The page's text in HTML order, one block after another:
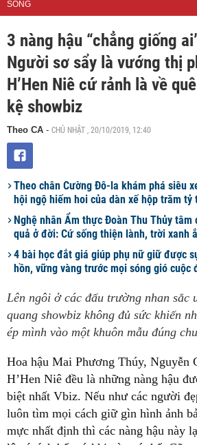
SỐNG
3 nàng hậu “chẳng giống
Người sơ sẩy là vướng thị
H’Hen Niê cứ rảnh là về
kệ showbiz
Theo CA - CHỦ NHẬT , 20/10/2019, 12:40
Theo chân Cường Đô-la khám phá siêu
hội ngộ hiếm hoi của dàn xế hộp trăm tỷ
Nghệ nhân Ẩm thực Đoàn Thu Thủy
quả ở đời: Cứ sống thiện lành, trời xanh
4 bài học đắt giá giúp phụ nữ giữ được
hồn, vững vàng trước mọi sóng gió cuộc
Lên ngôi ở các đấu trường nhan sắc
quang showbiz không đủ sức khiến
ép mình vào một khuôn mẫu đúng
Hoa hậu Mai Phương Thúy, Nguyễn
H’Hen Niê đều là những nàng hậu
biệt nhất Vbiz. Nếu như các người
luôn tìm mọi cách giữ gìn hình ảnh
mực nhất định thì các nàng hậu này